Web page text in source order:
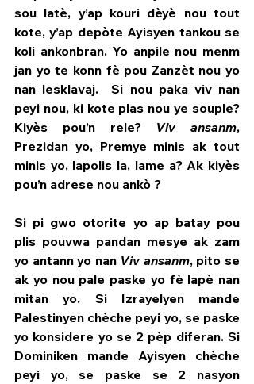
HPN Live
sou latè, y’ap kouri dèyè nou tout
kote, y’ap depòte Ayisyen tankou se
koli ankonbran. Yo anpile nou menm
jan yo te konn fè pou Zanzèt nou yo
nan lesklavaj.  Si nou paka viv nan
peyi nou, ki kote plas nou ye souple?
Kiyès pou’n rele? Viv ansanm,
Prezidan yo, Premye minis ak tout
minis yo, lapolis la, lame a? Ak kiyès
pou’n adrese nou ankò ?
Si pi gwo otorite yo ap batay pou
plis pouvwa pandan mesye ak zam
yo antann yo nan Viv ansanm, pito se
ak yo nou pale paske yo fè lapè nan
mitan yo. Si Izrayelyen mande
Palestinyen chèche peyi yo, se paske
yo konsidere yo se 2 pèp diferan. Si
Dominiken mande Ayisyen chèche
peyi yo, se paske se 2 nasyon